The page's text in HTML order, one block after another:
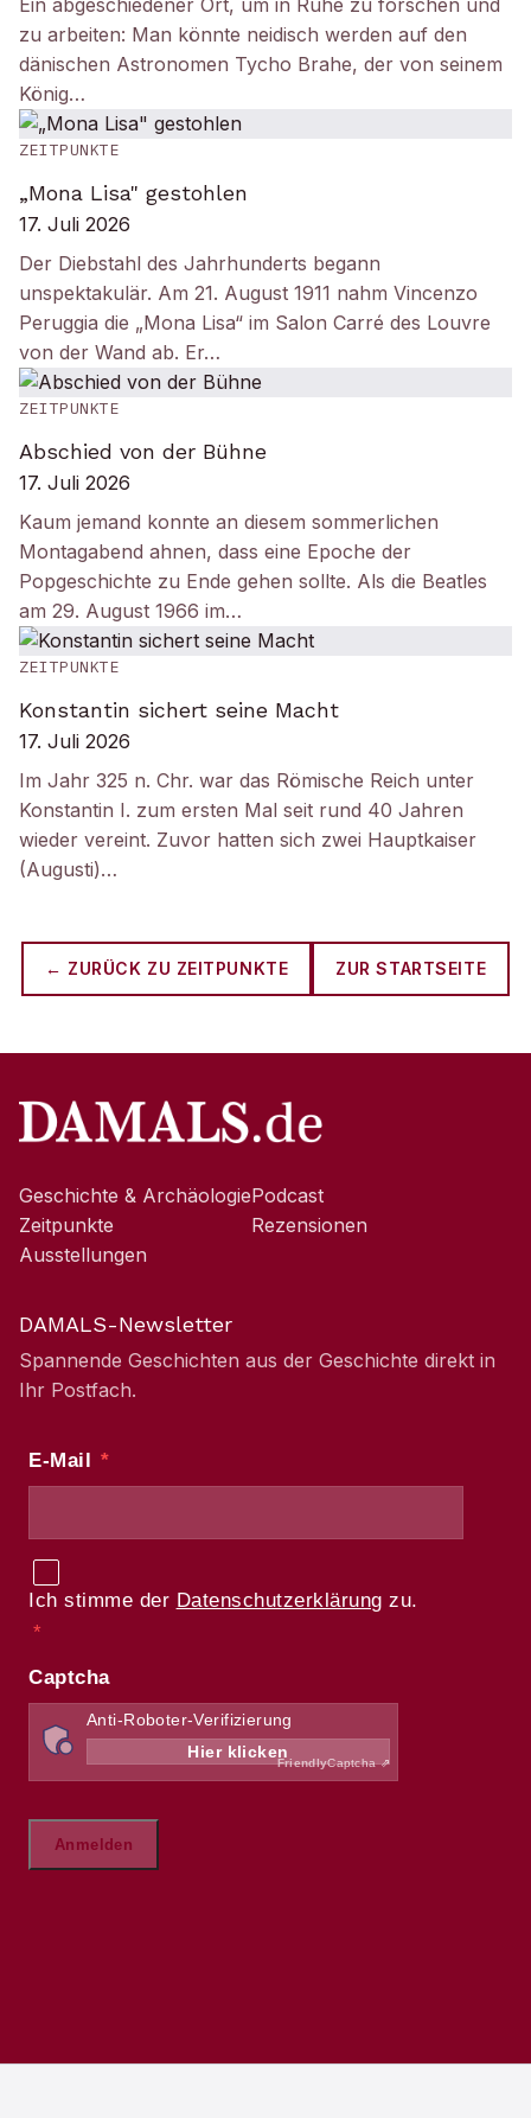
Ein abgeschiedener Ort, um in Ruhe zu forschen und
zu arbeiten: Man könnte neidisch werden auf den
dänischen Astronomen Tycho Brahe, der von seinem
König…
ZEITPUNKTE
„Mona Lisa" gestohlen
17. Juli 2026
Der Diebstahl des Jahrhunderts begann
unspektakulär. Am 21. August 1911 nahm Vincenzo
Peruggia die „Mona Lisa“ im Salon Carré des Louvre
von der Wand ab. Er…
ZEITPUNKTE
Abschied von der Bühne
17. Juli 2026
Kaum jemand konnte an diesem sommerlichen
Montagabend ahnen, dass eine Epoche der
Popgeschichte zu Ende gehen sollte. Als die Beatles
am 29. August 1966 im…
ZEITPUNKTE
Konstantin sichert seine Macht
17. Juli 2026
Im Jahr 325 n. Chr. war das Römische Reich unter
Konstantin I. zum ersten Mal seit rund 40 Jahren
wieder vereint. Zuvor hatten sich zwei Hauptkaiser
(Augusti)…
← ZURÜCK ZU ZEITPUNKTE ZUR STARTSEITE
Geschichte & Archäologie
Zeitpunkte
Ausstellungen
Podcast
Rezensionen
DAMALS-Newsletter
Spannende Geschichten aus der Geschichte direkt in
Ihr Postfach.